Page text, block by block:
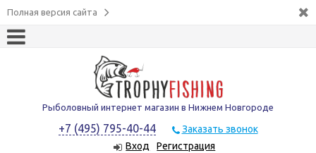
Полная версия сайта
Рыболовный интернет магазин в Нижнем Новгороде
+7 (495) 795-40-44
Заказать звонок
Вход
Регистрация